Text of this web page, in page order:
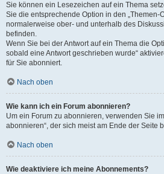
Sie können ein Lesezeichen auf ein Thema
Sie die entsprechende Option in den „Themen-
normalerweise ober- und unterhalb des
befinden.
Wenn Sie bei der Antwort auf ein Thema die
sobald eine Antwort geschrieben wurde“
für Sie abonniert.
Nach oben
Wie kann ich ein Forum abonnieren?
Um ein Forum zu abonnieren, verwenden Sie
abonnieren“, der sich meist am Ende der Seite
Nach oben
Wie deaktiviere ich meine Abonnements?